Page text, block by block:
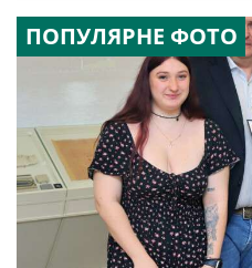
ПОПУЛЯРНЕ ФОТО